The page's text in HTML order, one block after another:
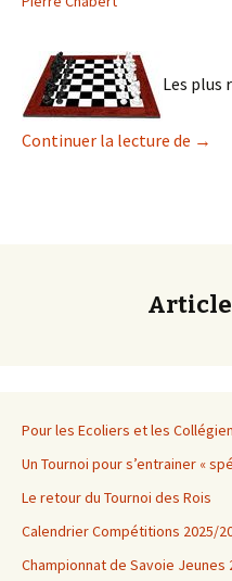
Les plus
Continuer la lecture de LES
→
Pour les Ecoliers et les
Un Tournoi pour s’entrainer «
Le retour du Tournoi des Rois
Calendrier Compétitions 2025/
Championnat de Savoie Jeunes